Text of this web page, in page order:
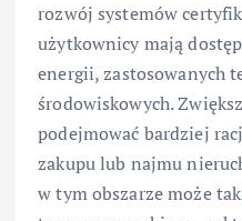
rozwój systemów
użytkownicy mają
energii, zastosowanych
środowiskowych.
podejmować bardziej
zakupu lub najmu
w tym obszarze może